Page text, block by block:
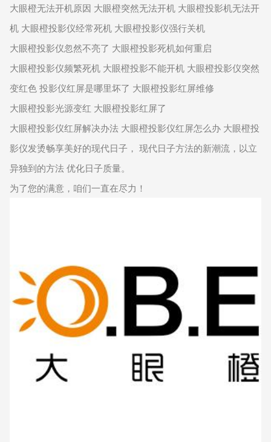
大眼橙无法开机原因 大眼橙突然无法开机 大眼橙投影机无法开
机 大眼橙投影仪经常死机 大眼橙投影仪强行关机
大眼橙投影仪忽然不亮了 大眼橙投影死机如何重启
大眼橙投影仪频繁死机 大眼橙投影不能开机 大眼橙投影仪突然
变红色 投影仪红屏是哪里坏了 大眼橙投影红屏维修
大眼橙投影光源变红 大眼橙投影红屏了
大眼橙投影仪红屏解决办法 大眼橙投影仪红屏怎么办 大眼橙投
影仪发烫畅享美好的现代日子， 现代日子方法的新潮流，以立
异独到的方法 优化日子质量。
为了您的满意，咱们一直在尽力！